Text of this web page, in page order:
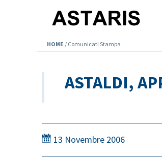
HOME / Comunicati Stampa
ASTALDI,
13 Novembre 2006